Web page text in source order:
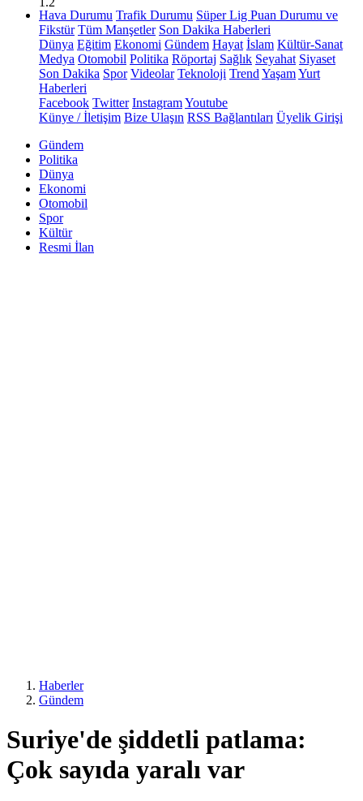
Hava Durumu Trafik Durumu Süper Lig Puan Durumu ve
Fikstür Tüm Manşetler Son Dakika Haberleri
Dünya Eğitim Ekonomi Gündem Hayat İslam Kültür-Sanat
Medya Otomobil Politika Röportaj Sağlık Seyahat Siyaset
Son Dakika Spor Videolar Teknoloji Trend YaşamYurt
Haberleri
Facebook Twitter InstagramYoutube
Künye / İletişim Bize Ulaşın RSS Bağlantıları Üyelik Girişi
Gündem
Politika
Dünya
Ekonomi
Otomobil
Spor
Kültür
Resmi İlan
Haberler
Gündem
Suriye'de şiddetli patlama:
Çok sayıda yaralı var